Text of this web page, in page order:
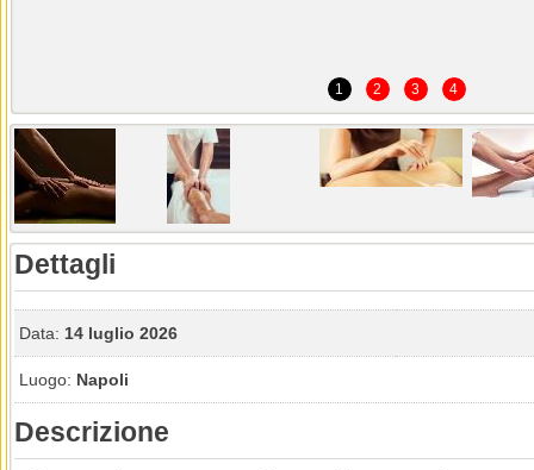
1 2 3 4
Dettagli
Data: 14 luglio 2026
Luogo: Napoli
Descrizione